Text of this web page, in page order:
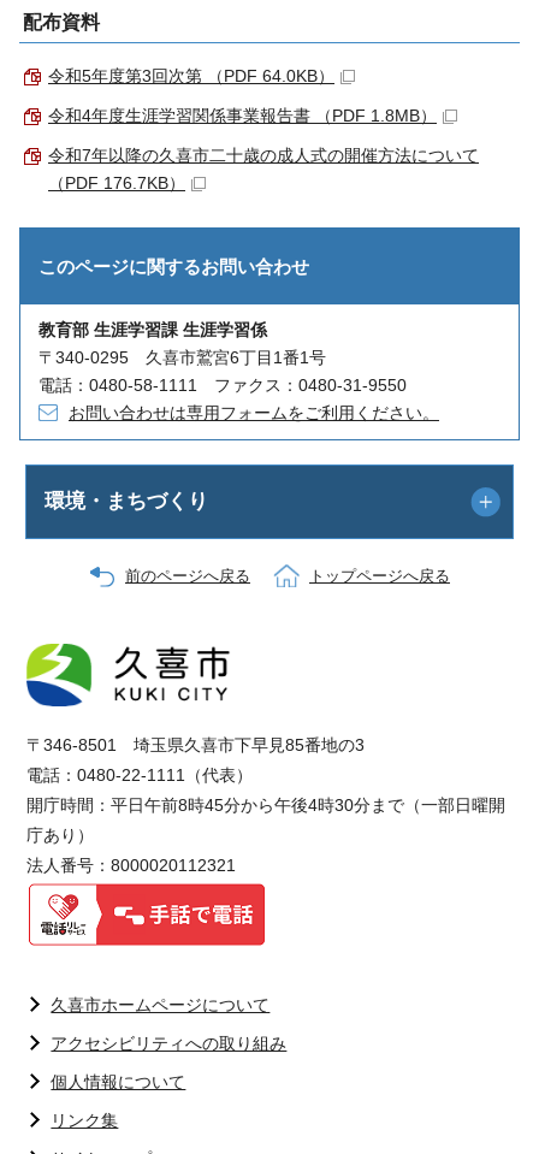
配布資料
令和5年度第3回次第 （PDF 64.0KB）
令和4年度生涯学習関係事業報告書 （PDF 1.8MB）
令和7年以降の久喜市二十歳の成人式の開催方法について
（PDF 176.7KB）
このページに関するお問い合わせ
教育部 生涯学習課 生涯学習係
〒340-0295 久喜市鷲宮6丁目1番1号
電話：0480-58-1111 ファクス：0480-31-9550
お問い合わせは専用フォームをご利用ください。
環境・まちづくり
前のページへ戻る トップページへ戻る
〒346-8501 埼玉県久喜市下早見85番地の3
電話：0480-22-1111（代表）
開庁時間：平日午前8時45分から午後4時30分まで（一部日曜開
庁あり）
法人番号：8000020112321
久喜市ホームページについて
アクセシビリティへの取り組み
個人情報について
リンク集